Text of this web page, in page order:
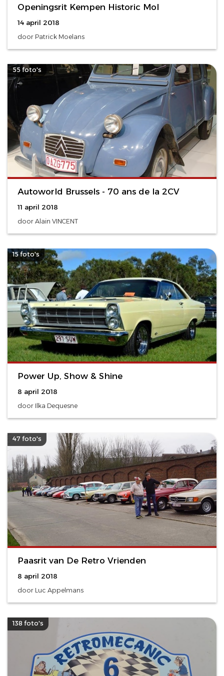
Openingsrit Kempen Historic Mol
14 april 2018
door Patrick Moelans
55 foto's
Autoworld Brussels - 70 ans de la 2CV
11 april 2018
door Alain VINCENT
15 foto's
Power Up, Show & Shine
8 april 2018
door Ilka Dequesne
47 foto's
Paasrit van De Retro Vrienden
8 april 2018
door Luc Appelmans
138 foto's